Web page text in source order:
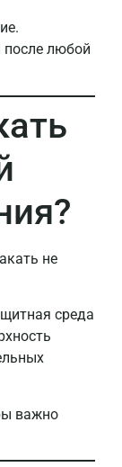
любой
не
среда
важно